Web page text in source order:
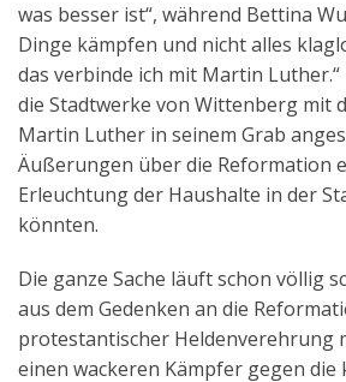
was besser ist“, während Bettina
Dinge kämpfen und nicht alles
das verbinde ich mit Martin
die Stadtwerke von Wittenberg mit
Martin Luther in seinem Grab
Äußerungen über die Reformation
Erleuchtung der Haushalte in der
könnten.
Die ganze Sache läuft schon völlig
aus dem Gedenken an die
protestantischer Heldenverehrung
einen wackeren Kämpfer gegen die